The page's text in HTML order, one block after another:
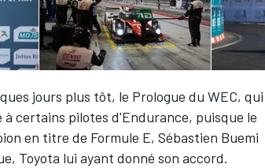
jours plus tôt, le Prologue du WEC, qui
certains pilotes d'Endurance, puisque le
en titre de Formule E, Sébastien Buemi
Toyota lui ayant donné son accord.